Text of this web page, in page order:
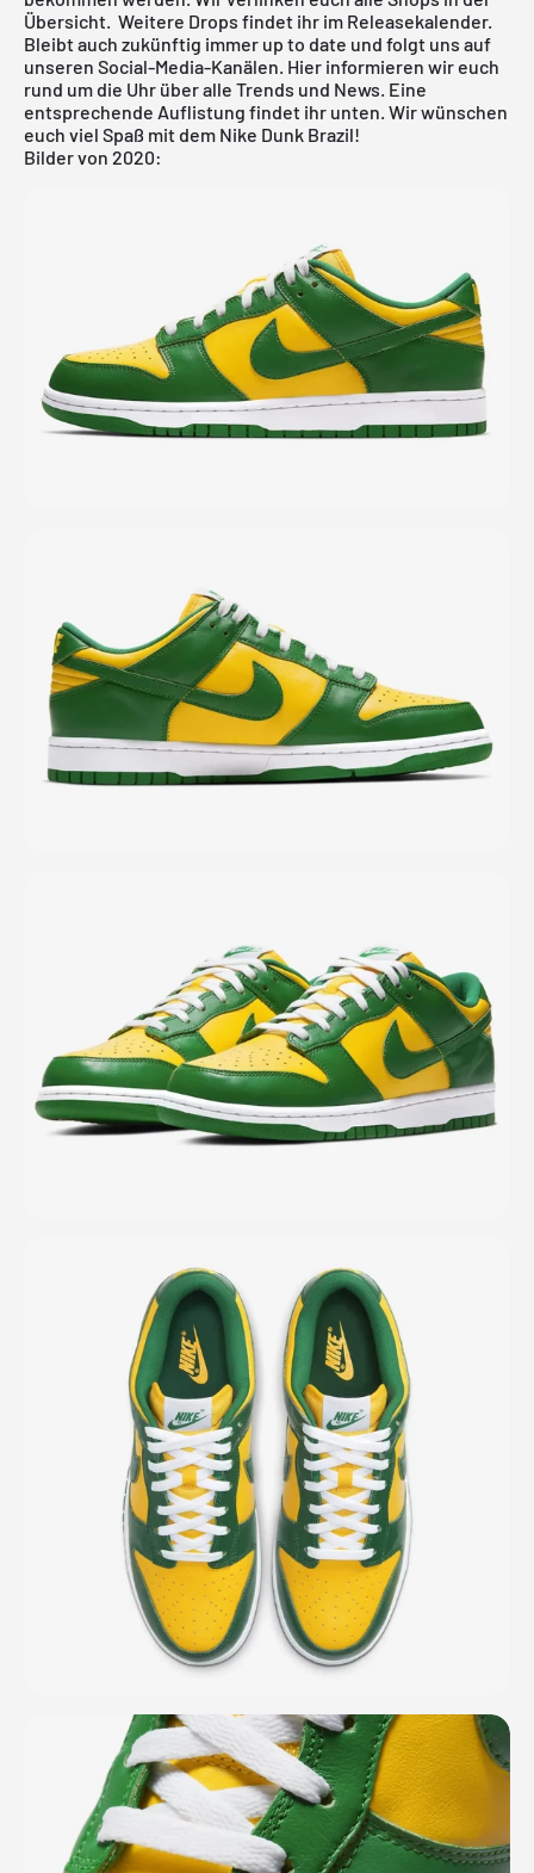
Übersicht. Weitere Drops findet ihr im Releasekalender.
Bleibt auch zukünftig immer up to date und folgt uns auf
unseren Social-Media-Kanälen. Hier informieren wir euch
rund um die Uhr über alle Trends und News. Eine
entsprechende Auflistung findet ihr unten. Wir wünschen
euch viel Spaß mit dem Nike Dunk Brazil!
Bilder von 2020: